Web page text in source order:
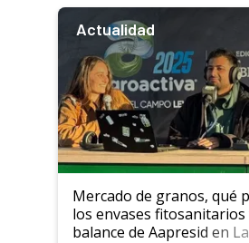
Actualidad
Mercado de granos, qué
los envases fitosanitarios
balance de Aapresid en La